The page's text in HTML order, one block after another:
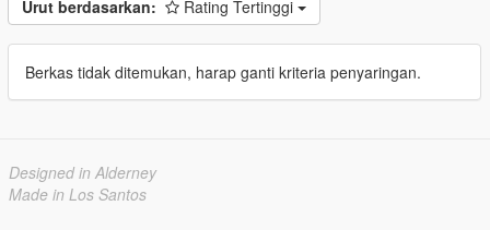
Urut berdasarkan: Rating Tertinggi
Berkas tidak ditemukan, harap ganti kriteria penyaringan.
Designed in Alderney
Made in Los Santos